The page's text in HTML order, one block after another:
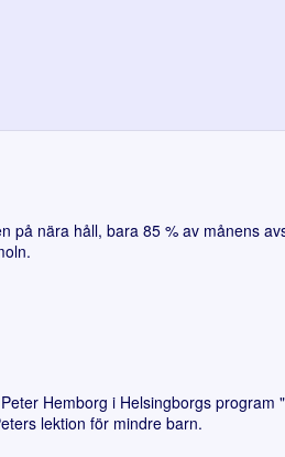
på nära håll, bara 85 % av månens
Hemborg i Helsingborgs
lektion för mindre barn.